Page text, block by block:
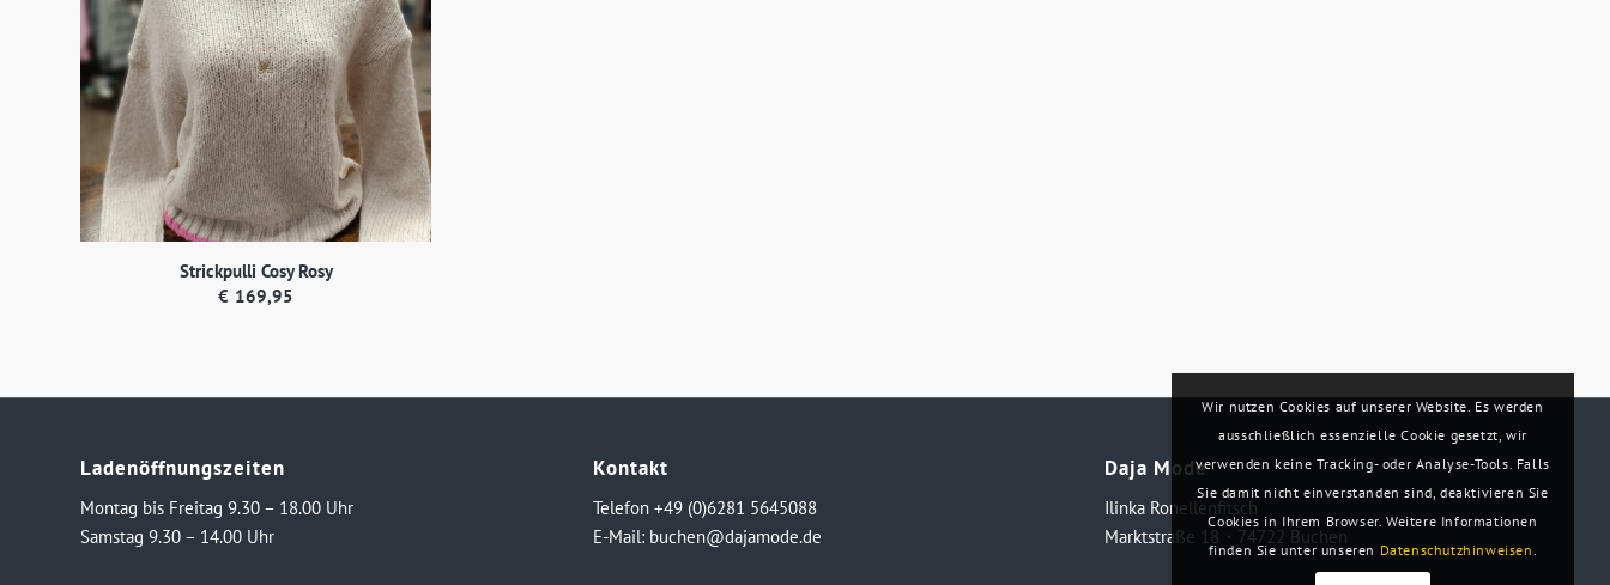
Strickpulli Cosy Rosy
€ 169,95
Ladenöffnungszeiten
Montag bis Freitag 9.30 – 18.00 Uhr
Samstag 9.30 – 14.00 Uhr
Kontakt
Telefon +49 (0)6281 5645088
E-Mail: buchen@dajamode.de
Daja Mode
Ilinka Ronellenfitsch
Marktstraße 18・74722 Buchen
Wir nutzen Cookies auf unserer Website. Es werden
ausschließlich essenzielle Cookie gesetzt, wir
verwenden keine Tracking- oder Analyse-Tools. Falls
Sie damit nicht einverstanden sind, deaktivieren Sie
Cookies in Ihrem Browser. Weitere Informationen
finden Sie unter unseren Datenschutzhinweisen.